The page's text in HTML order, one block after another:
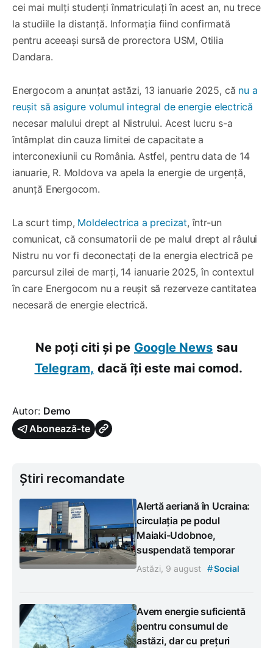
cei mai mulți studenți înmatriculați în acest an, nu trece
la studiile la distanță. Informația fiind confirmată
pentru aceeași sursă de prorectora USM, Otilia
Dandara.
Energocom a anunțat astăzi, 13 ianuarie 2025, că nu a
reușit să asigure volumul integral de energie electrică
necesar malului drept al Nistrului. Acest lucru s-a
întâmplat din cauza limitei de capacitate a
interconexiunii cu România. Astfel, pentru data de 14
ianuarie, R. Moldova va apela la energie de urgență,
anunță Energocom.
La scurt timp, Moldelectrica a precizat, într-un
comunicat, că consumatorii de pe malul drept al râului
Nistru nu vor fi deconectați de la energia electrică pe
parcursul zilei de marți, 14 ianuarie 2025, în contextul
în care Energocom nu a reușit să rezerveze cantitatea
necesară de energie electrică.
Ne poți citi și pe Google News sau
Telegram, dacă îți este mai comod.
Autor: Demo
Abonează-te
Știri recomandate
Alertă aeriană în Ucraina:
circulația pe podul
Maiaki-Udobnoe,
suspendată temporar
Astăzi, 9 august #Social
Avem energie suficientă
pentru consumul de
astăzi, dar cu prețuri